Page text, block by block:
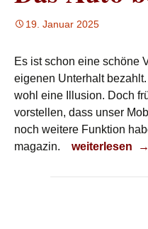
19. Januar 2025
Es ist schon eine schöne
eigenen Unterhalt
wohl eine Illusion. Doch
vorstellen, dass unser
noch weitere Funktion
magazin.
Das Auto
weiterlesen →